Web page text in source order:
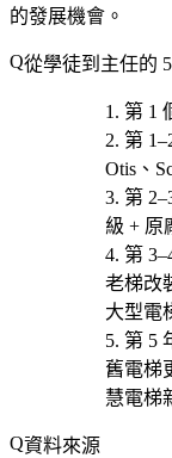
的發展機會。
從學徒到主任的
第 1
第
Otis、
第
級 + 原
第
老梯改
大型電
第 5
舊電梯
慧電梯
資料來源